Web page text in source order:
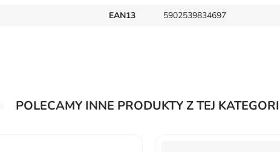
EAN13 5902539834697
POLECAMY INNE PRODUKTY Z TEJ